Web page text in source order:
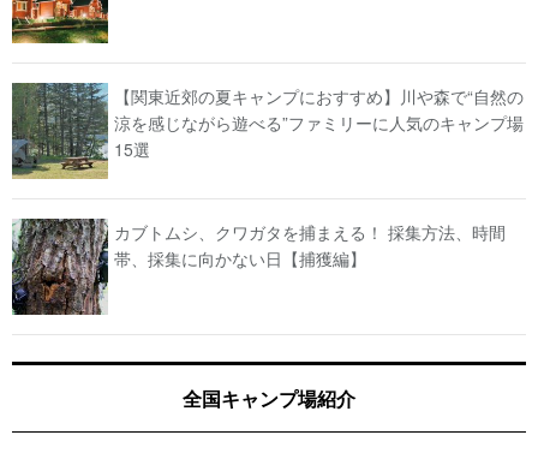
【関東近郊の夏キャンプにおすすめ】川や森で“自然の
涼を感じながら遊べる”ファミリーに人気のキャンプ場
15選
カブトムシ、クワガタを捕まえる！ 採集方法、時間
帯、採集に向かない日【捕獲編】
全国キャンプ場紹介